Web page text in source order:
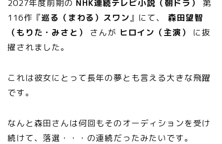
2027年度前期の NHK連続テレビ小説（朝ドラ）
第
116作『巡る（まわる）スワン』にて、 森田望智
（もりた・みさと）
さんが ヒロイン（主演）
に抜
擢されました。
これは彼女にとって長年の夢とも言える大きな飛躍
です。
なんと森田さんは何回もそのオーディションを受け
続けて、落選・・・の連続だったみたいです。